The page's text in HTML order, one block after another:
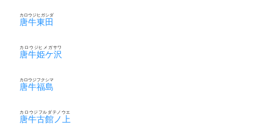
唐牛東田
カロウジヒガシダ
唐牛姫ケ沢
カロウジヒメガサワ
唐牛福島
カロウジフクシマ
唐牛古館ノ上
カロウジフルダテノウエ